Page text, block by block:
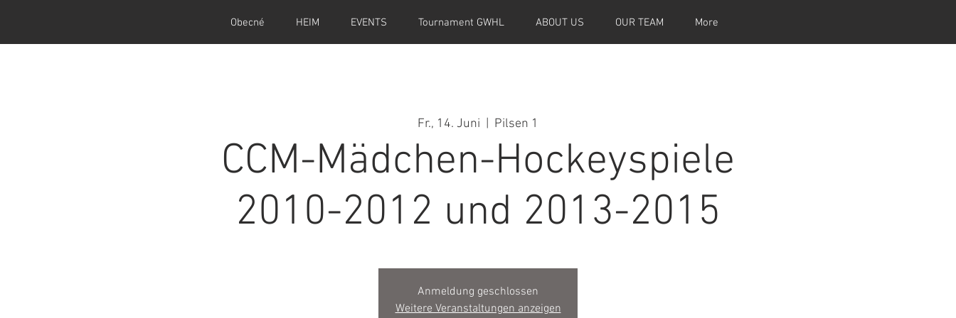
Obecné HEIM EVENTS Tournament GWHL ABOUT US OUR TEAM More
Fr., 14. Juni Pilsen 1
CCM-Mädchen-Hockeyspiele
2010-2012 und 2013-2015
Anmeldung geschlossen
Weitere Veranstaltungen anzeigen